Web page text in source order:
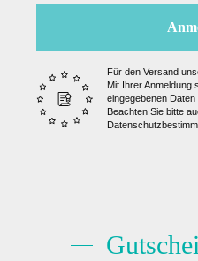
Für den Versand
Mit Ihrer Anmeldung
eingegebenen Daten
Beachten Sie bitte